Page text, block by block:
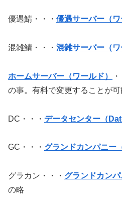
優遇鯖・・・ 優遇サーバー（ワ
混雑鯖・・・ 混雑サーバー（ワ
ホームサーバー（ワールド）
の事。有料で変更することが可
DC・・・ データセンター（
GC・・・ グランドカンパニー
グラカン・・・ グランドカン
の略